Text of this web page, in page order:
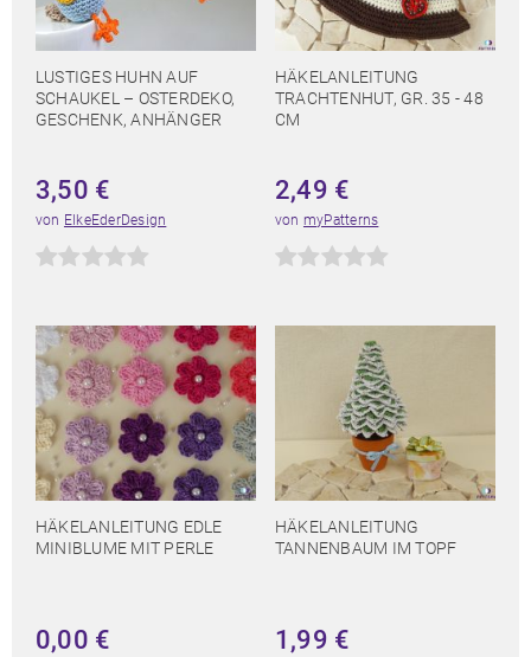
LUSTIGES HUHN AUF
SCHAUKEL – OSTERDEKO,
GESCHENK, ANHÄNGER
3,50 €
von ElkeEderDesign
HÄKELANLEITUNG
TRACHTENHUT, GR. 35 - 48
CM
2,49 €
von myPatterns
HÄKELANLEITUNG EDLE
MINIBLUME MIT PERLE
0,00 €
HÄKELANLEITUNG
TANNENBAUM IM TOPF
1,99 €